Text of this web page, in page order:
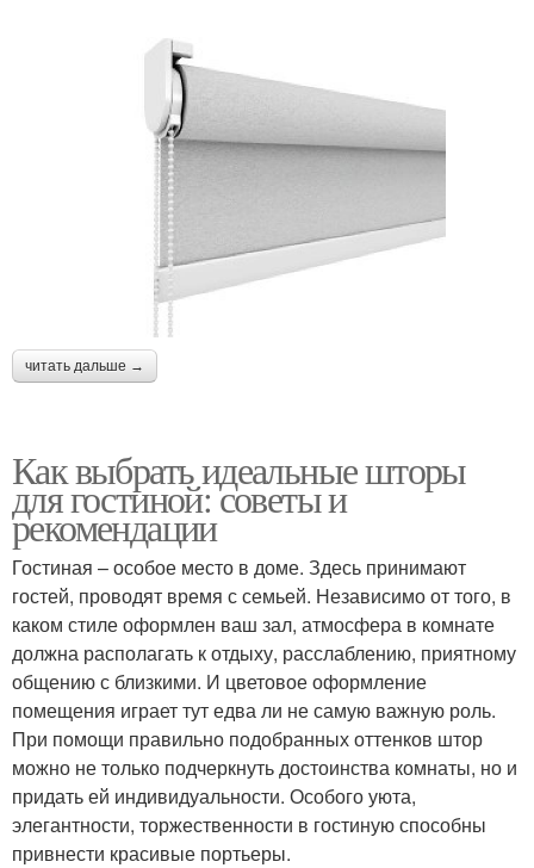
читать дальше →
Как выбрать идеальные шторы
для гостиной: советы и
рекомендации
Гостиная – особое место в доме. Здесь принимают
гостей, проводят время с семьей. Независимо от того, в
каком стиле оформлен ваш зал, атмосфера в комнате
должна располагать к отдыху, расслаблению, приятному
общению с близкими. И цветовое оформление
помещения играет тут едва ли не самую важную роль.
При помощи правильно подобранных оттенков штор
можно не только подчеркнуть достоинства комнаты, но и
придать ей индивидуальности. Особого уюта,
элегантности, торжественности в гостиную способны
привнести красивые портьеры.